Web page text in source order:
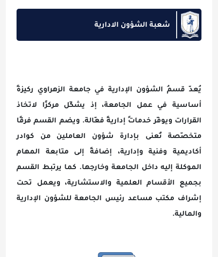
شعبة الشؤون الادارية
يُعدّ قسمُ الشؤون الإدارية في جامعة الزهراوي ركيزةً
أساسية في عمل الجامعة، إذ يشكّل مركزًا لاتخاذ
القرارات ويوفّر خدماتٍ إداريةً فعّالة. ويضم القسم فرقًا
متخصّصة تُعنى بإدارة شؤون العاملين من كوادر
أكاديمية وفنية وإدارية، إضافةً إلى متابعة المهام
الموكلة إليه داخل الجامعة وخارجها. كما يرتبط القسم
بجميع الأقسام العلمية والاستشارية، ويعمل تحت
إشراف مكتب مساعد رئيس الجامعة للشؤون الإدارية
والمالية.